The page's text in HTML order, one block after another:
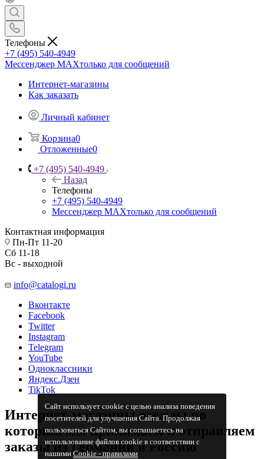
Сайт использует cookie с целью анализа поведения
посетителей для улучшения Сайта. Продолжая
пользоваться Сайтом, вы соглашаетесь на
использование файлов cookie в соответствии с
нашимиCookiе - правилами
Телефоны
+7 (495) 540-4949
Мессенджер МАХтолько для сообщений
Интернет-магазины
Как заказать
Личный кабинет
Корзина0
Отложенные0
+7 (495) 540-4949
Назад
Телефоны
+7 (495) 540-4949
Мессенджер МАХтолько для сообщений
Контактная информация
Пн-Пт 11-20
Сб 11-18
Вс - выходной
info@catalogi.ru
Вконтакте
Facebook
Twitter
Instagram
Telegram
YouTube
Одноклассники
Яндекс.Дзен
TikTok
Интернет-магазины одежды по
которым мы принимаем и отправляем
заказы из Германии в Россию